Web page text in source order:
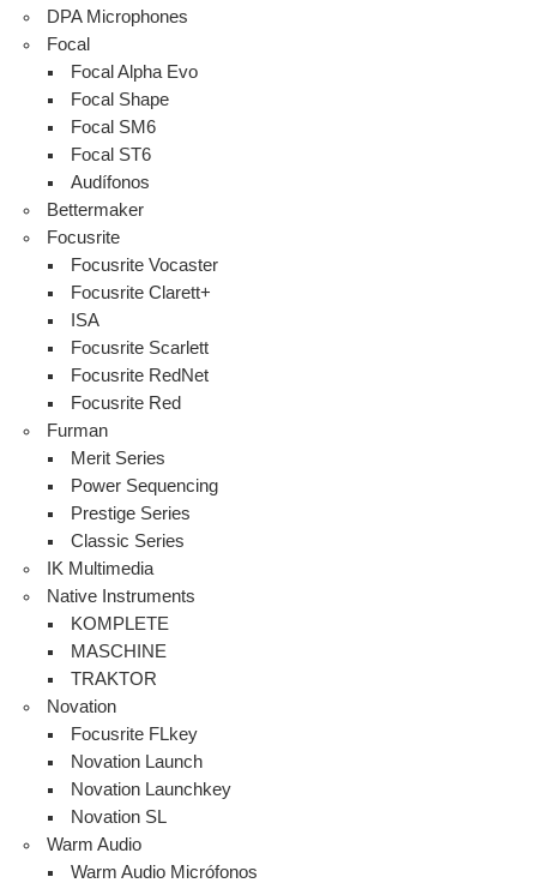
DPA Microphones
Focal
Focal Alpha Evo
Focal Shape
Focal SM6
Focal ST6
Audífonos
Bettermaker
Focusrite
Focusrite Vocaster
Focusrite Clarett+
ISA
Focusrite Scarlett
Focusrite RedNet
Focusrite Red
Furman
Merit Series
Power Sequencing
Prestige Series
Classic Series
IK Multimedia
Native Instruments
KOMPLETE
MASCHINE
TRAKTOR
Novation
Focusrite FLkey
Novation Launch
Novation Launchkey
Novation SL
Warm Audio
Warm Audio Micrófonos